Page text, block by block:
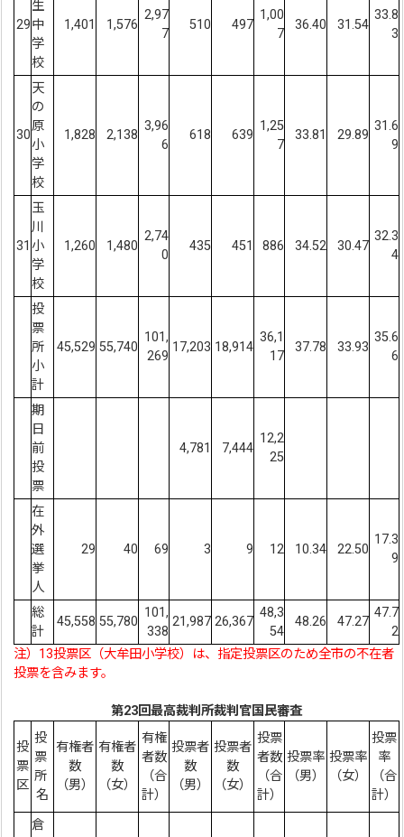
29
生
中
学
校
1,401 1,576
2,97
7
510 497
1,00
7
36.40 31.54
33.8
3
30
天
の
原
小
学
校
1,828 2,138
3,96
6
618 639
1,25
7
33.81 29.89
31.6
9
31
玉
川
小
学
校
1,260 1,480
2,74
0
435 451 886 34.52 30.47
32.3
4
投
票
所
小
計
45,529 55,740
101,
269
17,203 18,914
36,1
17
37.78 33.93
35.6
6
期
日
前
投
票
4,781 7,444
12,2
25
在
外
選
挙
人
29 40 69 3 9 12 10.34 22.50
17.3
9
総
計
45,558 55,780
101,
338
21,987 26,367
48,3
54
48.26 47.27
47.7
2
注）13投票区（大牟田小学校）は、指定投票区のため全市の不在者
投票を含みます。
第23回最高裁判所裁判官国民審査
投
票
区
投
票
所
名
有権者
数
（男）
有権者
数
（女）
有権
者数
（合
計）
投票者
数
（男）
投票者
数
（女）
投票
者数
（合
計）
投票率
（男）
投票率
（女）
投票
率
（合
計）
倉